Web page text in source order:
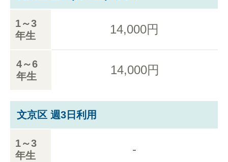
1～3
年生
14,000円
4～6
年生
14,000円
文京区 週3日利用
1～3
年生
-